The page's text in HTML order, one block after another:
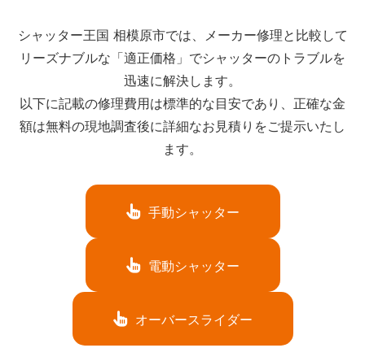
シャッター王国 相模原市では、メーカー修理と比較して
リーズナブルな「適正価格」でシャッターのトラブルを
迅速に解決します。
以下に記載の修理費用は標準的な目安であり、正確な金
額は無料の現地調査後に詳細なお見積りをご提示いたし
ます。
手動シャッター
電動シャッター
オーバースライダー